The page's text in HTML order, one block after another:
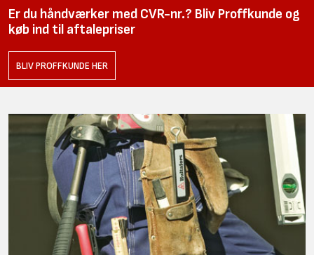
Er du håndværker med CVR-nr.? Bliv Proffkunde og
køb ind til aftalepriser
BLIV PROFFKUNDE HER